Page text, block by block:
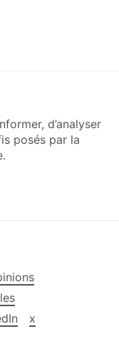
d’analyser
posés par la
x